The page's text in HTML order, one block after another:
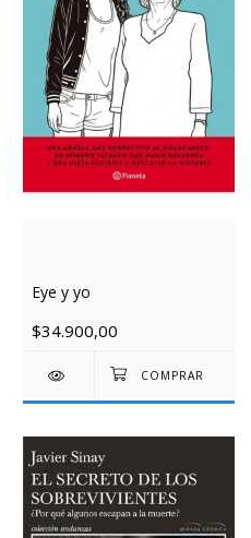
Eye y yo
$34.900,00